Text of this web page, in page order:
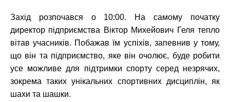
Захід розпочався о 10:00. На самому початку
директор підприємства Віктор Михейович Геля тепло
вітав учасників. Побажав їм успіхів, запевнив у тому,
що він та підприємство, яке він очолює, буде робити
усе можливе для підтримки спорту серед незрячих,
зокрема таких унікальних спортивних дисциплін, як
шахи та шашки.